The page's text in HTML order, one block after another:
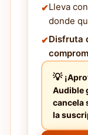
Lleva
donde
Disfruta
Audible
cancela
la